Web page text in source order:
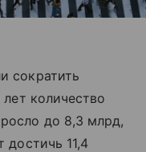
сократить
количество
до 8,3 млрд,
достичь 11,4